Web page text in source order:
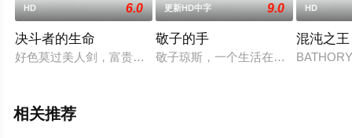
HD 6.0
决斗者的生命
好色莫过美人剑，富贵王侯黄金殿。 闪电不及方可贵，燕子无
更新HD中字 9.0
敬子的手
敬子琼斯，一个生活在纽约东河边古
HD
混沌之王
相关推荐